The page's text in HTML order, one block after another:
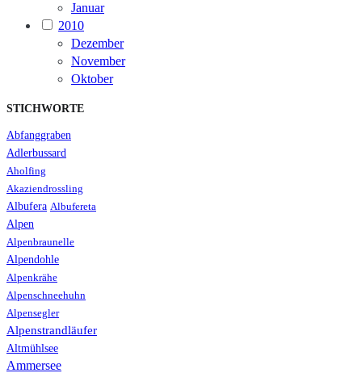
Januar
2010
Dezember
November
Oktober
STICHWORTE
Abfanggraben
Adlerbussard
Aholfing
Akaziendrossling
Albufera Albufereta
Alpen
Alpenbraunelle
Alpendohle
Alpenkrähe
Alpenschneehuhn
Alpensegler
Alpenstrandläufer
Altmühlsee
Ammersee